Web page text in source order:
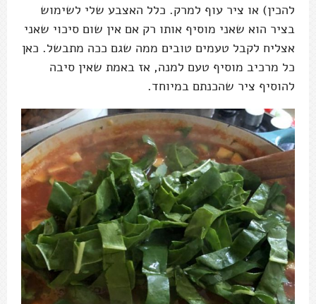
להכין) או ציר עוף למרק. כלל האצבע שלי לשימוש
בציר הוא שאני מוסיף אותו רק אם אין שום סיכוי שאני
אצליח לקבל טעמים טובים ממה שגם ככה מתבשל. כאן
כל מרכיב מוסיף טעם למנה, אז באמת שאין סיבה
להוסיף ציר שהכנתם במיוחד.